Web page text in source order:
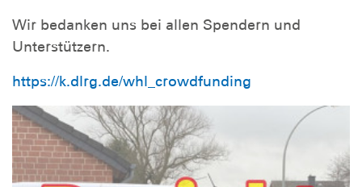
Wir bedanken uns bei allen Spendern und
Unterstützern.
https://k.dlrg.de/whl_crowdfunding